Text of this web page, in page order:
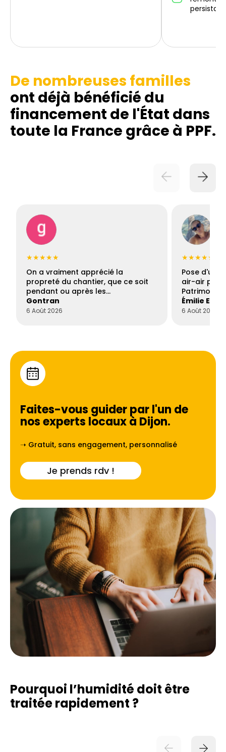
De nombreuses familles
ont déjà bénéficié du
financement de l'État dans
toute la France grâce à PPF.
★★★★★
On a vraiment apprécié la
propreté du chantier, que ce soit
pendant ou après les…
Gontran
6 Août 2026
★★★★★
Pose d'une
air-air par
Patrimoine
Émilie
6 Août 2026
Faites-vous guider par l'un de
nos experts locaux à Dijon.
➝ Gratuit, sans engagement, personnalisé
Je prends rdv !
Pourquoi l’humidité doit être
traitée rapidement ?